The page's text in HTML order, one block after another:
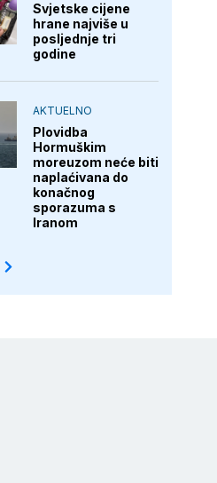
Svjetske cijene
hrane najviše u
posljednje tri
godine
AKTUELNO
Plovidba
Hormuškim
moreuzom neće biti
naplaćivana do
konačnog
sporazuma s
Iranom